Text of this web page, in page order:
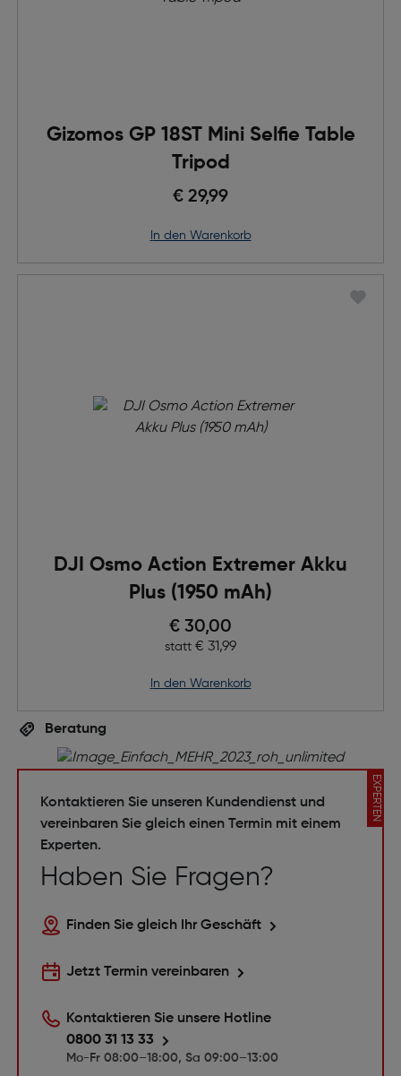
Gizomos GP 18ST Mini Selfie Table
Tripod
€ 29,99
in den Warenkorb
DJI Osmo Action Extremer Akku
Plus (1950 mAh)
Preis nach Rabatts
€ 30,00
statt Ursprünglicher Preis
€ 31,99
in den Warenkorb
Beratung
EXPERTEN
Kontaktieren Sie unseren Kundendienst und
vereinbaren Sie gleich einen Termin mit einem
Experten.
Haben Sie Fragen?
Finden Sie gleich Ihr Geschäft
Jetzt Termin vereinbaren
Kontaktieren Sie unsere Hotline
0800 31 13 33
Mo-Fr 08:00–18:00, Sa 09:00–13:00